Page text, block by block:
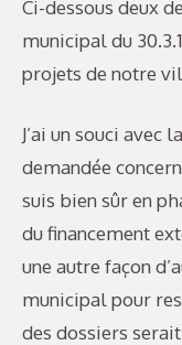
Ci-dessous deux
municipal du
projets de notre
J’ai un souci avec
demandée
suis bien sûr en
du financement
une autre façon
municipal pour
des dossiers